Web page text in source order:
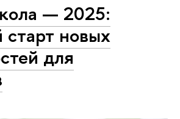
— 2025:
новых
для